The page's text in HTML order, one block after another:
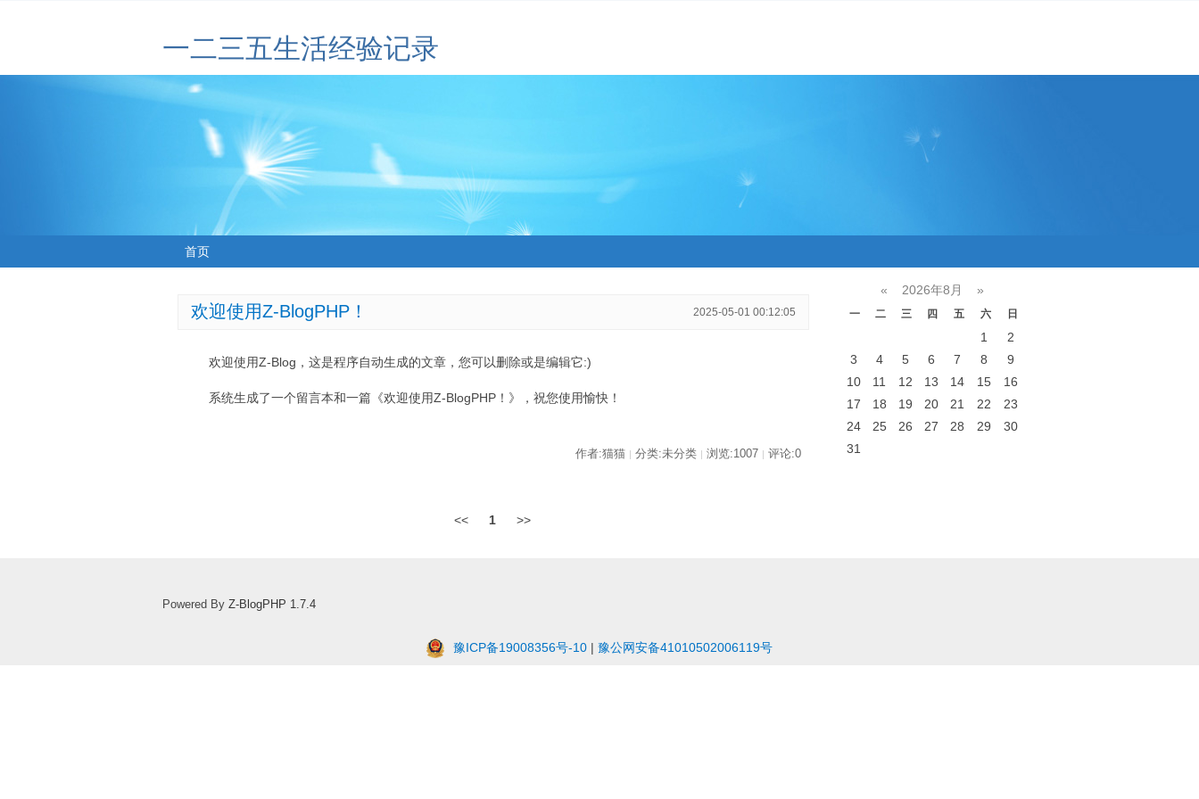
一二三五生活经验记录
首页
欢迎使用Z-BlogPHP！ 2025-05-01 00:12:05
欢迎使用Z-Blog，这是程序自动生成的文章，您可以删除或是编辑它:)
系统生成了一个留言本和一篇《欢迎使用Z-BlogPHP！》，祝您使用愉快！
作者:猫猫 | 分类:未分类 | 浏览:1007 | 评论:0
<< 1 >>
« 2026年8月 »
一 二 三 四 五 六 日
1
2
3
4 5 6 7 8
9
10
11 12 13 14 15
16
17
18 19 20 21 22
23
24
25 26 27 28 29
30
31
Powered By Z-BlogPHP 1.7.4
豫ICP备19008356号-10 | 豫公网安备41010502006119号